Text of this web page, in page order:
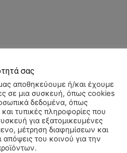
σας
αποθηκεύουμε ή/και έχουμε
σε μια συσκευή, όπως cookies
δεδομένα, όπως
τυπικές πληροφορίες που
για εξατομικευμένες
μέτρηση διαφημίσεων και
του κοινού για την